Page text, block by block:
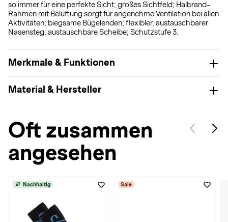
so immer für eine perfekte Sicht; großes Sichtfeld; Halbrand-
Rahmen mit Belüftung sorgt für angenehme Ventilation bei allen
Aktivitäten; biegsame Bügelenden; flexibler, austauschbarer
Nasensteg; austauschbare Scheibe; Schutzstufe 3.
Merkmale & Funktionen
Material & Hersteller
Oft zusammen
angesehen
Nachhaltig Sale